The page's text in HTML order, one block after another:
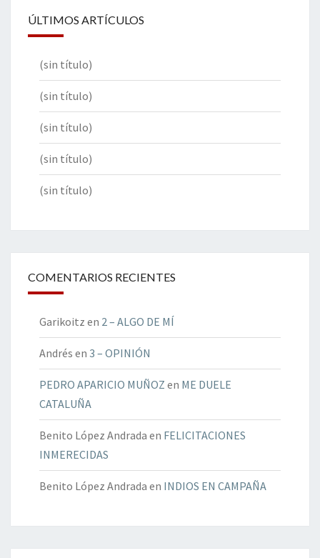
ÚLTIMOS ARTÍCULOS
(sin título)
(sin título)
(sin título)
(sin título)
(sin título)
COMENTARIOS RECIENTES
Garikoitz en 2 – ALGO DE MÍ
Andrés en 3 – OPINIÓN
PEDRO APARICIO MUÑOZ en ME DUELE
CATALUÑA
Benito López Andrada en FELICITACIONES
INMERECIDAS
Benito López Andrada en INDIOS EN CAMPAÑA